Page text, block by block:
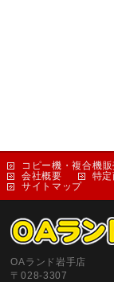
コピー機・複合機
会社概要
特
サイトマップ
OAランド岩手店
〒028-3307